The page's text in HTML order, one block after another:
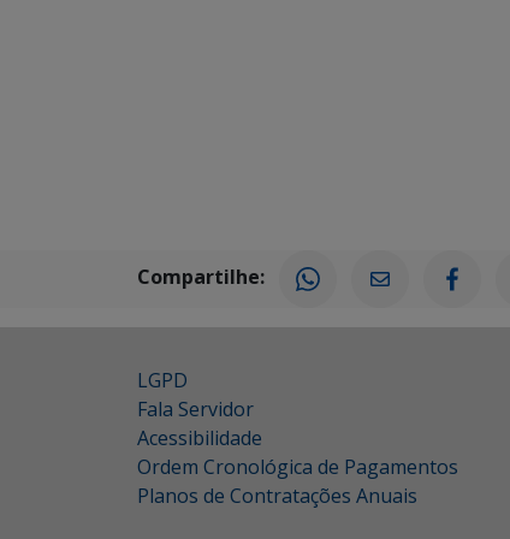
Compartilhe:
LGPD
Fala Servidor
Acessibilidade
Ordem Cronológica de Pagamentos
Planos de Contratações Anuais